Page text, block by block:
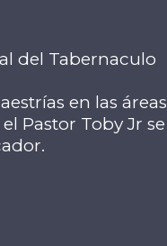
del Tabernaculo
en las áreas
Pastor Toby Jr se